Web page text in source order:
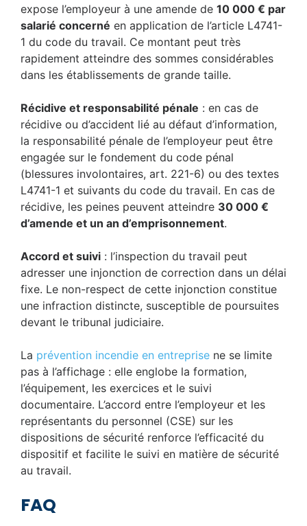
expose l’employeur à une amende de 10 000 € par
salarié concerné en application de l’article L4741-
1 du code du travail. Ce montant peut très
rapidement atteindre des sommes considérables
dans les établissements de grande taille.
Récidive et responsabilité pénale : en cas de
récidive ou d’accident lié au défaut d’information,
la responsabilité pénale de l’employeur peut être
engagée sur le fondement du code pénal
(blessures involontaires, art. 221-6) ou des textes
L4741-1 et suivants du code du travail. En cas de
récidive, les peines peuvent atteindre 30 000 €
d’amende et un an d’emprisonnement.
Accord et suivi : l’inspection du travail peut
adresser une injonction de correction dans un délai
fixe. Le non-respect de cette injonction constitue
une infraction distincte, susceptible de poursuites
devant le tribunal judiciaire.
La prévention incendie en entreprise ne se limite
pas à l’affichage : elle englobe la formation,
l’équipement, les exercices et le suivi
documentaire. L’accord entre l’employeur et les
représentants du personnel (CSE) sur les
dispositions de sécurité renforce l’efficacité du
dispositif et facilite le suivi en matière de sécurité
au travail.
FAQ